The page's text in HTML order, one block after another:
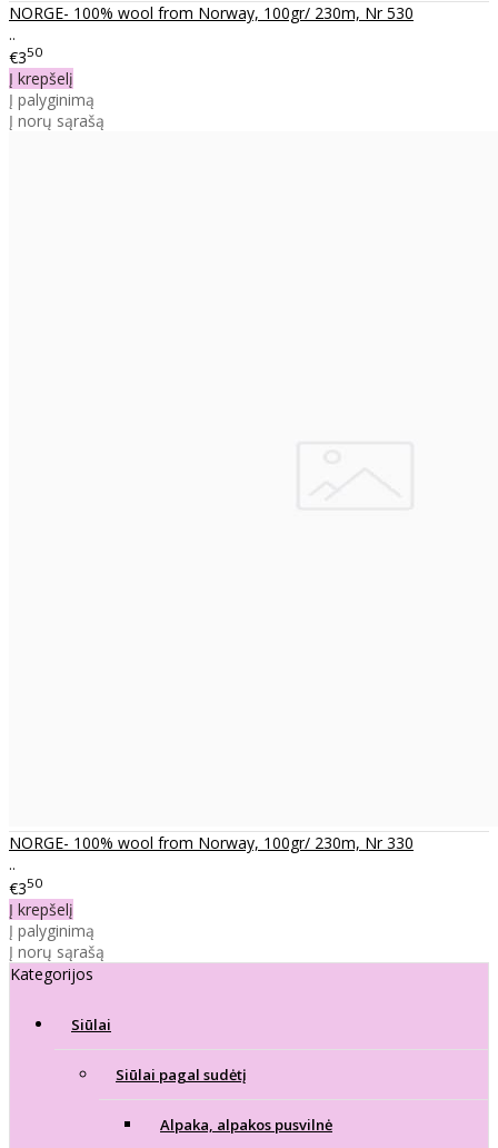
NORGE- 100% wool from Norway, 100gr/ 230m, Nr 530
..
€350
Į krepšelį
Į palyginimą
Į norų sąrašą
NORGE- 100% wool from Norway, 100gr/ 230m, Nr 330
..
€350
Į krepšelį
Į palyginimą
Į norų sąrašą
Kategorijos
Siūlai
Siūlai pagal sudėtį
Alpaka, alpakos pusvilnė